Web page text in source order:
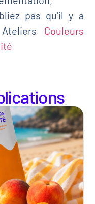
pas qu’il y a
Couleurs